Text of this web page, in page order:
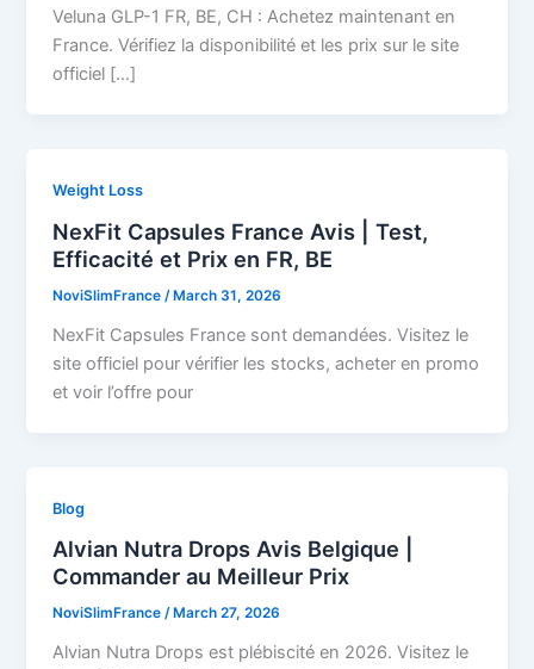
Veluna GLP-1 FR, BE, CH : Achetez maintenant en
France. Vérifiez la disponibilité et les prix sur le site
officiel […]
Weight Loss
NexFit Capsules France Avis | Test,
Efficacité et Prix en FR, BE
NoviSlimFrance/ March 31, 2026
NexFit Capsules France sont demandées. Visitez le
site officiel pour vérifier les stocks, acheter en promo
et voir l’offre pour
Blog
Alvian Nutra Drops Avis Belgique |
Commander au Meilleur Prix
NoviSlimFrance/ March 27, 2026
Alvian Nutra Drops est plébiscité en 2026. Visitez le